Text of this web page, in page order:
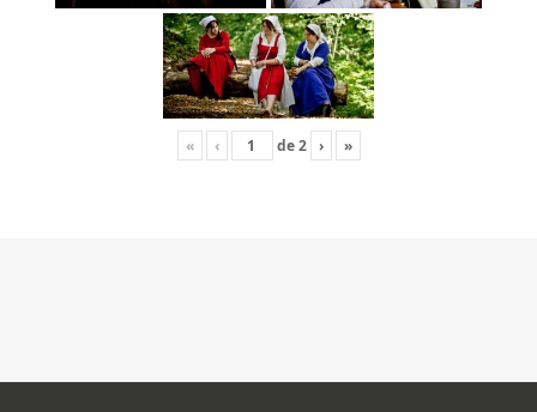
« ‹ de2 › »